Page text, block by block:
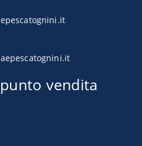
vendita